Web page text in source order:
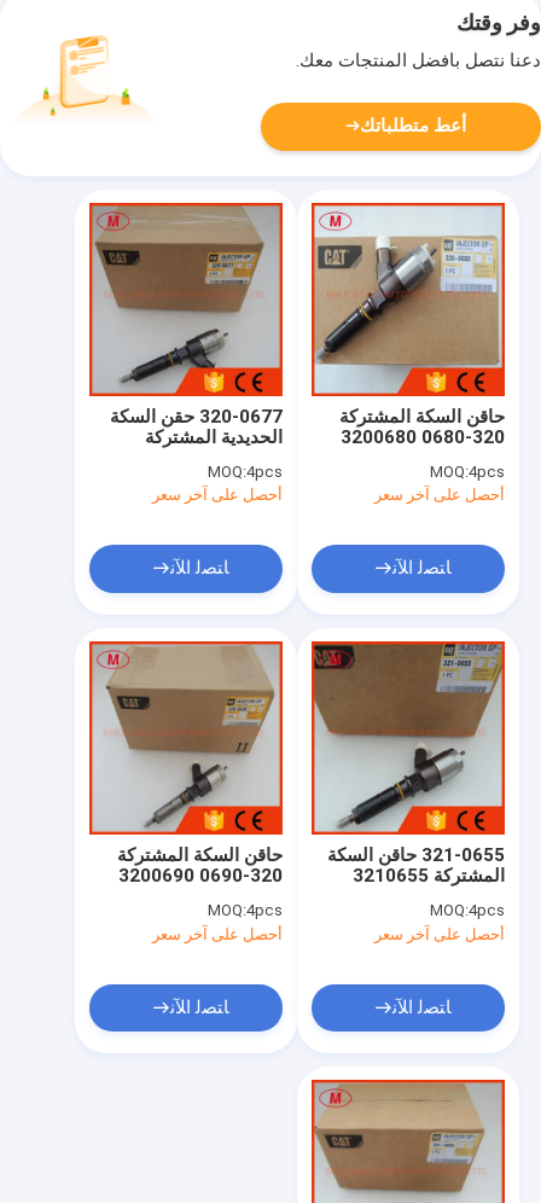
حول بنا
وفر وقتك
دعنا نتصل بأفضل المنتجات معك.
أعط متطلباتك
320-0677 حقن السكة
الحديدية المشتركة
MOQ:4pcs
أحصل على آخر سعر
ﺎﺘﺼﻟ ﺍﻶﻧ
حاقن السكة المشتركة
320-0680 3200680
MOQ:4pcs
أحصل على آخر سعر
ﺎﺘﺼﻟ ﺍﻶﻧ
حاقن السكة المشتركة
320-0690 3200690
MOQ:4pcs
أحصل على آخر سعر
ﺎﺘﺼﻟ ﺍﻶﻧ
321-0655 حاقن السكة
المشتركة 3210655
MOQ:4pcs
أحصل على آخر سعر
ﺎﺘﺼﻟ ﺍﻶﻧ